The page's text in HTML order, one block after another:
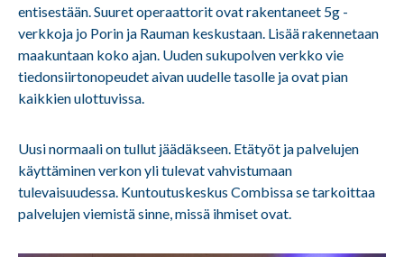
entisestään. Suuret operaattorit ovat rakentaneet 5g -
verkkoja jo Porin ja Rauman keskustaan. Lisää rakennetaan
maakuntaan koko ajan. Uuden sukupolven verkko vie
tiedonsiirtonopeudet aivan uudelle tasolle ja ovat pian
kaikkien ulottuvissa.
Uusi normaali on tullut jäädäkseen. Etätyöt ja palvelujen
käyttäminen verkon yli tulevat vahvistumaan
tulevaisuudessa. Kuntoutuskeskus Combissa se tarkoittaa
palvelujen viemistä sinne, missä ihmiset ovat.